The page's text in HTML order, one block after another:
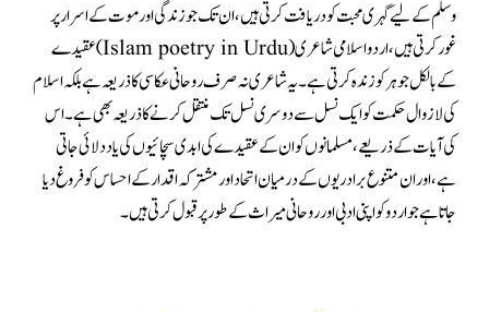
وسلم کے لیے گہری محبت کو دریافت کرتی ہیں، ان تک جو زندگی اور موت کے اسرار پر
غور کرتی ہیں، اردو اسلامی شاعری (Islam poetry in Urdu)عقیدے
کے بالکل جوہر کو زندہ کرتی ہے۔ یہ شاعری نہ صرف روحانی عکاسی کا ذریعہ ہے بلکہ اسلام
کی لازوال حکمت کو ایک نسل سے دوسری نسل تک منتقل کرنے کا ذریعہ بھی ہے۔ اس
کی آیات کے ذریعے، مسلمانوں کو ان کے عقیدے کی ابدی سچائیوں کی یاد دلائی جاتی
ہے، اور ان متنوع برادریوں کے درمیان اتحاد اور مشترکہ اقدار کے احساس کو فروغ دیا
جاتا ہے جو اردو کو اپنی ادبی اور روحانی میراث کے طور پر قبول کرتی ہیں۔